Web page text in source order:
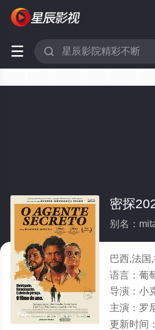
 
HD
密探
别名：
巴西,法国
语言： 葡
导演： 小
主演： 罗尼·韦列
更新时间：